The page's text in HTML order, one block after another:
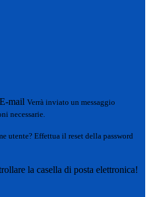
E-mail Verrà inviato un messaggio
necessarie.
utente? Effettua il reset della password
la casella di posta elettronica!